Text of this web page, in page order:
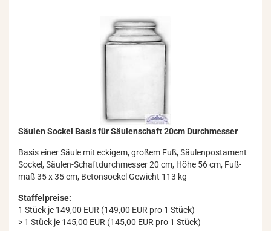
Säu­len So­ckel Basis für Säu­len­schaft 20cm Durch­mes­ser
Basis einer Säule mit ecki­gem, gro­ßem Fuß, Säu­len­pos­ta­ment
So­ckel, Säulen-​Schaftdurchmesser 20 cm, Höhe 56 cm, Fuß­
maß 35 x 35 cm, Be­ton­so­ckel Ge­wicht 113 kg
Staffelpreise:
1 Stück je 149,00 EUR (149,00 EUR pro 1 Stück)
> 1 Stück je 145,00 EUR (145,00 EUR pro 1 Stück)